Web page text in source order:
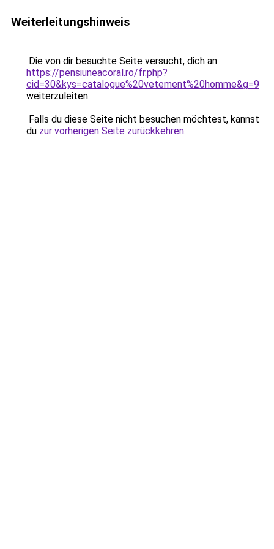
Weiterleitungshinweis
Die von dir besuchte Seite versucht, dich an
https://pensiuneacoral.ro/fr.php?
cid=30&kys=catalogue%20vetement%20homme&g=9
weiterzuleiten.
Falls du diese Seite nicht besuchen möchtest, kannst
du zur vorherigen Seite zurückkehren.